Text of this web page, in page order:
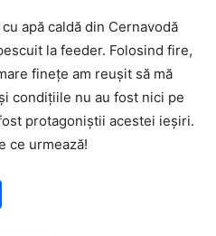
apă caldă din Cernavodă
la feeder. Folosind fire,
finețe am reușit să mă
condițiile nu au fost nici pe
protagoniștii acestei ieșiri.
ce urmează!